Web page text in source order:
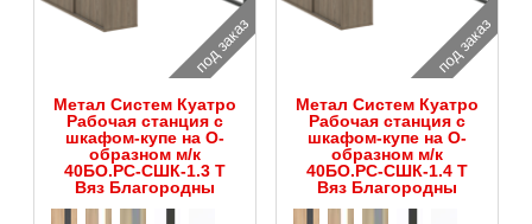
под заказ
Метал Систем Куатро
Рабочая станция с
шкафом-купе на О-
образном м/к
40БО.РС-СШК-1.3 Т
Вяз Благородны
под заказ
Метал Систем Куатро
Рабочая станция с
шкафом-купе на О-
образном м/к
40БО.РС-СШК-1.4 Т
Вяз Благородны